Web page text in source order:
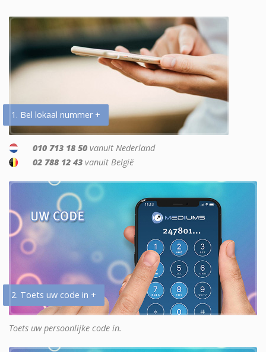
1. Bel lokaal nummer +
010 713 18 50 vanuit Nederland
02 788 12 43 vanuit België
2. Toets uw code in +
Toets uw persoonlijke code in.